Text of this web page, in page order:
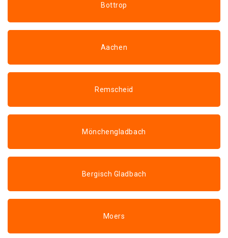
Bottrop
Aachen
Remscheid
Mönchengladbach
Bergisch Gladbach
Moers